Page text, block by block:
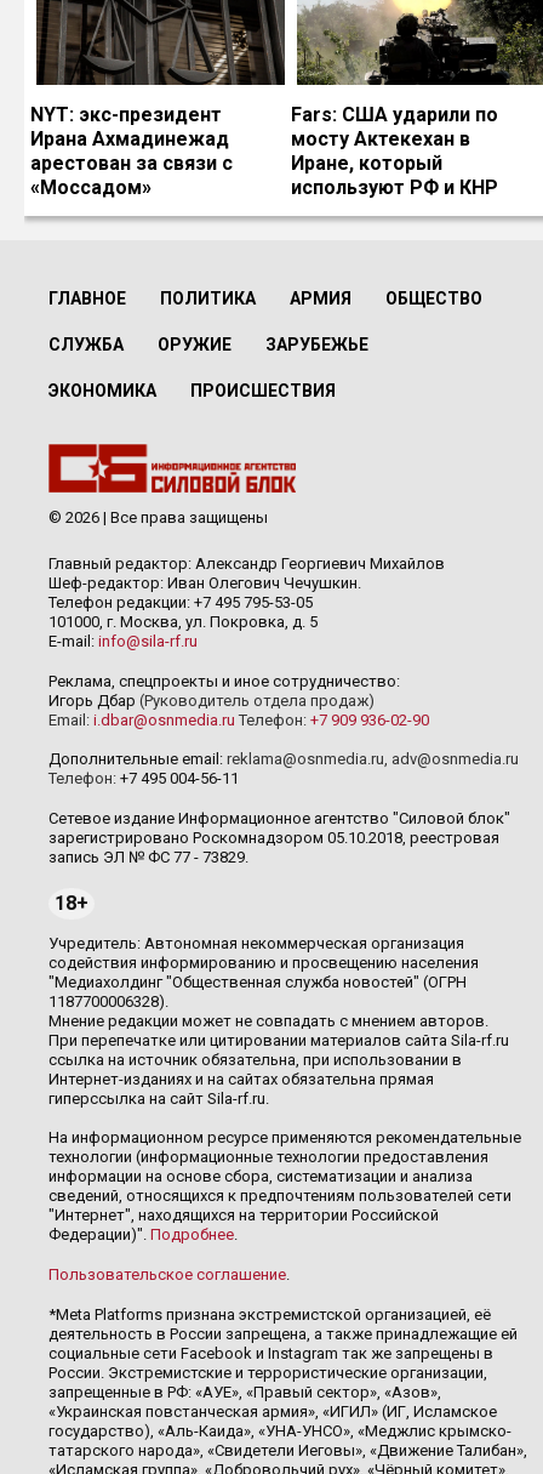
NYT: экс-президент
Ирана Ахмадинежад
арестован за связи с
«Моссадом»
Fars: США ударили по
мосту Актекехан в
Иране, который
используют РФ и КНР
ГЛАВНОЕ ПОЛИТИКА АРМИЯ ОБЩЕСТВО
СЛУЖБА ОРУЖИЕ ЗАРУБЕЖЬЕ
ЭКОНОМИКА ПРОИСШЕСТВИЯ
© 2026 | Все права защищены
Главный редактор: Александр Георгиевич Михайлов
Шеф-редактор: Иван Олегович Чечушкин.
Телефон редакции: +7 495 795-53-05
101000, г. Москва, ул. Покровка, д. 5
E-mail: info@sila-rf.ru
Реклама, спецпроекты и иное сотрудничество:
Игорь Дбар (Руководитель отдела продаж)
Email: i.dbar@osnmedia.ru Телефон: +7 909 936-02-90
Дополнительные email: reklama@osnmedia.ru, adv@osnmedia.ru
Телефон: +7 495 004-56-11
Сетевое издание Информационное агентство "Силовой блок"
зарегистрировано Роскомнадзором 05.10.2018, реестровая
запись ЭЛ № ФС 77 - 73829.
18+
Учредитель: Автономная некоммерческая организация
содействия информированию и просвещению населения
"Медиахолдинг "Общественная служба новостей" (ОГРН
1187700006328).
Мнение редакции может не совпадать с мнением авторов.
При перепечатке или цитировании материалов сайта Sila-rf.ru
ссылка на источник обязательна, при использовании в
Интернет-изданиях и на сайтах обязательна прямая
гиперссылка на сайт Sila-rf.ru.
На информационном ресурсе применяются рекомендательные
технологии (информационные технологии предоставления
информации на основе сбора, систематизации и анализа
сведений, относящихся к предпочтениям пользователей сети
"Интернет", находящихся на территории Российской
Федерации)". Подробнее.
Пользовательское соглашение.
*Meta Platforms признана экстремистской организацией, её
деятельность в России запрещена, а также принадлежащие ей
социальные сети Facebook и Instagram так же запрещены в
России. Экстремистские и террористические организации,
запрещенные в РФ: «АУЕ», «Правый сектор», «Азов»,
«Украинская повстанческая армия», «ИГИЛ» (ИГ, Исламское
государство), «Аль-Каида», «УНА-УНСО», «Меджлис крымско-
татарского народа», «Свидетели Иеговы», «Движение Талибан»,
«Исламская группа», «Добровольчий рух», «Чёрный комитет»,